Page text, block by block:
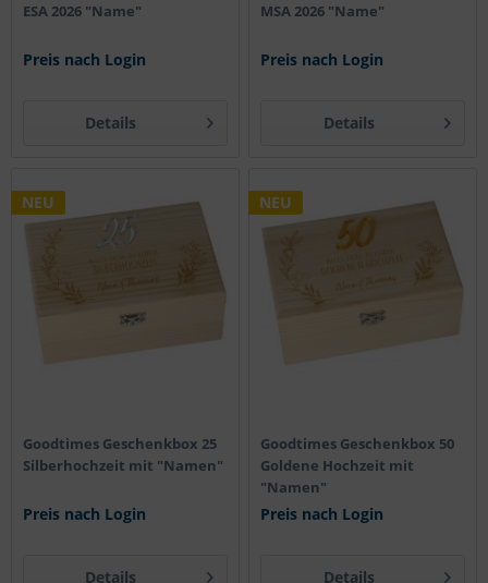
ESA 2026 "Name"
Preis nach Login
Details
MSA 2026 "Name"
Preis nach Login
Details
NEU
Goodtimes Geschenkbox 25
Silberhochzeit mit "Namen"
Preis nach Login
Details
NEU
Goodtimes Geschenkbox 50
Goldene Hochzeit mit
"Namen"
Preis nach Login
Details